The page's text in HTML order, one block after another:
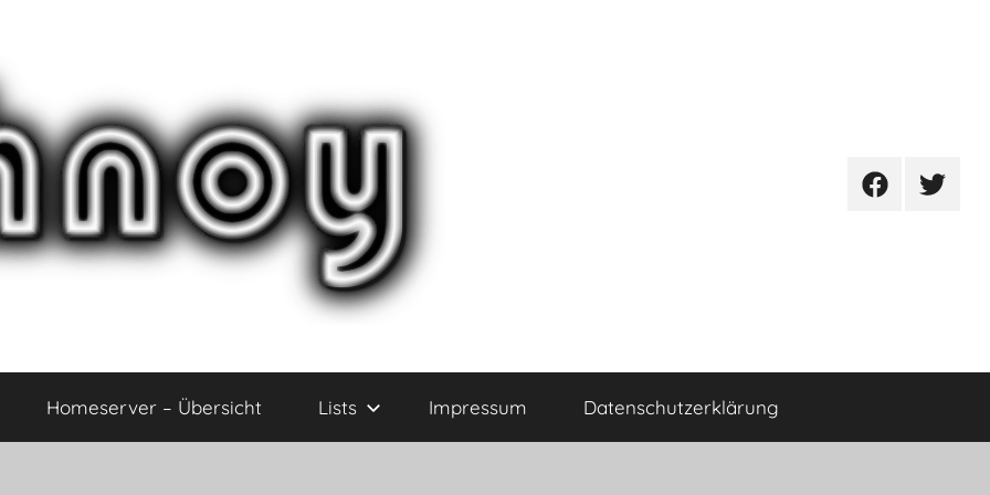
FacebookTwitter
Homeserver – Übersicht Lists Impressum Datenschutzerklärung